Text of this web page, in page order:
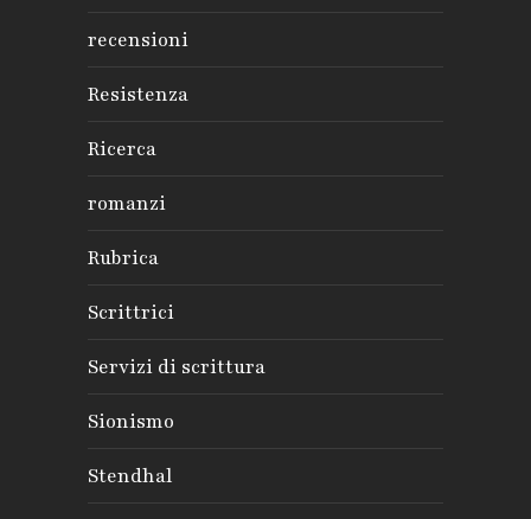
recensioni
Resistenza
Ricerca
romanzi
Rubrica
Scrittrici
Servizi di scrittura
Sionismo
Stendhal